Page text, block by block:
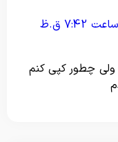
ولی چطور کپی کنم